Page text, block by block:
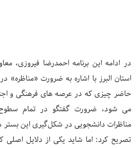
در ادامه این برنامه احمدرضا فیروزی،
استان البرز با اشاره به ضرورت
حاضر چیزی که در عرصه های فرهنگی و
می شود، ضرورت گفتگو در تمام
مناظرات دانشجویی در شکل‌گیری این
تصریح کرد: اما شاید یکی از دلایل